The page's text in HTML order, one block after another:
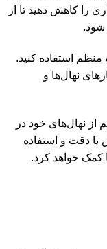
را کاهش دهید تا از
شود.
استفاده کنید.
نهال‌ها و
از نهال‌های خود در
با دقت و استفاده
کمک خواهد کرد.